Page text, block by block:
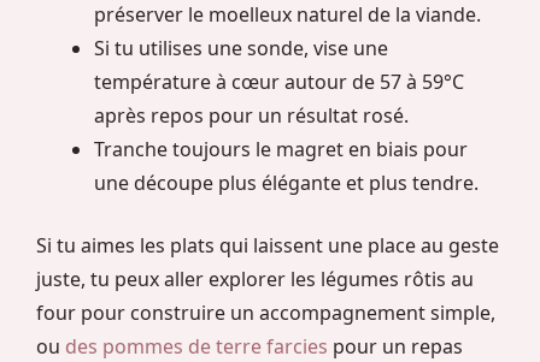
préserver le moelleux naturel de la viande.
Si tu utilises une sonde, vise une
température à cœur autour de 57 à 59°C
après repos pour un résultat rosé.
Tranche toujours le magret en biais pour
une découpe plus élégante et plus tendre.
Si tu aimes les plats qui laissent une place au geste
juste, tu peux aller explorer les légumes rôtis au
four pour construire un accompagnement simple,
ou des pommes de terre farcies pour un repas